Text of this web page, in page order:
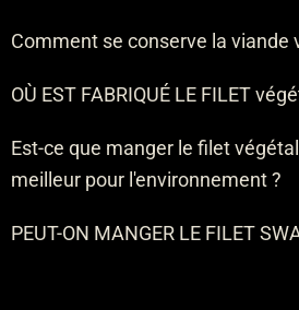
Comment se conserve la viande
OÙ EST FABRIQUÉ LE FILET
Est-ce que manger le filet
meilleur pour l'environnement ?
PEUT-ON MANGER LE FILET